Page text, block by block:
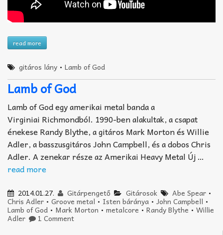
read more
gitáros lány •Lamb of God
Lamb of God
Lamb of God egy amerikai metal banda a
Virginiai Richmondból. 1990-ben alakultak, a csapat
énekese Randy Blythe, a gitáros Mark Morton és Willie
Adler, a basszusgitáros John Campbell, és a dobos Chris
Adler. A zenekar része az Amerikai Heavy Metal Új …
read more
2014.01.27. Gitárpengető Gitárosok Abe Spear•
Chris Adler • Groove metal • Isten báránya • John Campbell •
Lamb of God • Mark Morton • metalcore • Randy Blythe • Willie
Adler 1 Comment